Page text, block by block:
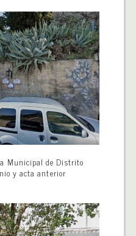
Municipal de Distrito
y acta anterior